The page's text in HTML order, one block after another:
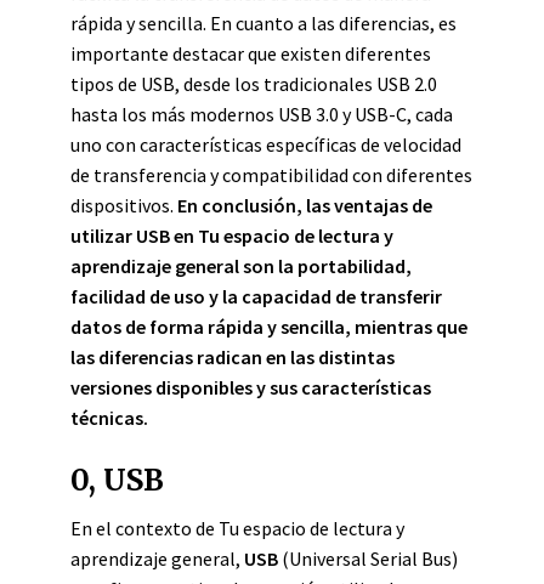
rápida y sencilla. En cuanto a las diferencias, es
importante destacar que existen diferentes
tipos de USB, desde los tradicionales USB 2.0
hasta los más modernos USB 3.0 y USB-C, cada
uno con características específicas de velocidad
de transferencia y compatibilidad con diferentes
dispositivos. En conclusión, las ventajas de
utilizar USB en Tu espacio de lectura y
aprendizaje general son la portabilidad,
facilidad de uso y la capacidad de transferir
datos de forma rápida y sencilla, mientras que
las diferencias radican en las distintas
versiones disponibles y sus características
técnicas.
0, USB
En el contexto de Tu espacio de lectura y
aprendizaje general, USB (Universal Serial Bus)